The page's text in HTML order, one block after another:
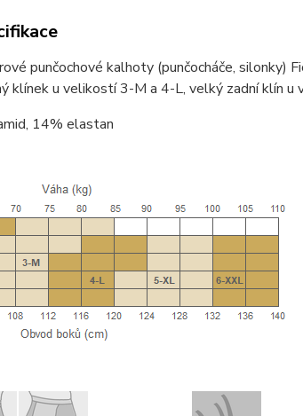
punčochové kalhoty (punčocháče, silonky)
klínek u velikostí 3-M a 4-L, velký zadní klín u
14% elastan